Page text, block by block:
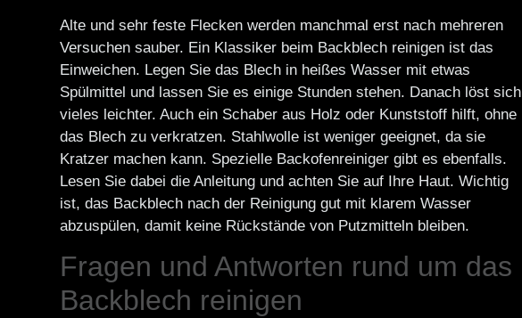
Alte und sehr feste Flecken werden manchmal erst nach mehreren
Versuchen sauber. Ein Klassiker beim Backblech reinigen ist das
Einweichen. Legen Sie das Blech in heißes Wasser mit etwas
Spülmittel und lassen Sie es einige Stunden stehen. Danach löst sich
vieles leichter. Auch ein Schaber aus Holz oder Kunststoff hilft, ohne
das Blech zu verkratzen. Stahlwolle ist weniger geeignet, da sie
Kratzer machen kann. Spezielle Backofenreiniger gibt es ebenfalls.
Lesen Sie dabei die Anleitung und achten Sie auf Ihre Haut. Wichtig
ist, das Backblech nach der Reinigung gut mit klarem Wasser
abzuspülen, damit keine Rückstände von Putzmitteln bleiben.
Fragen und Antworten rund um das
Backblech reinigen